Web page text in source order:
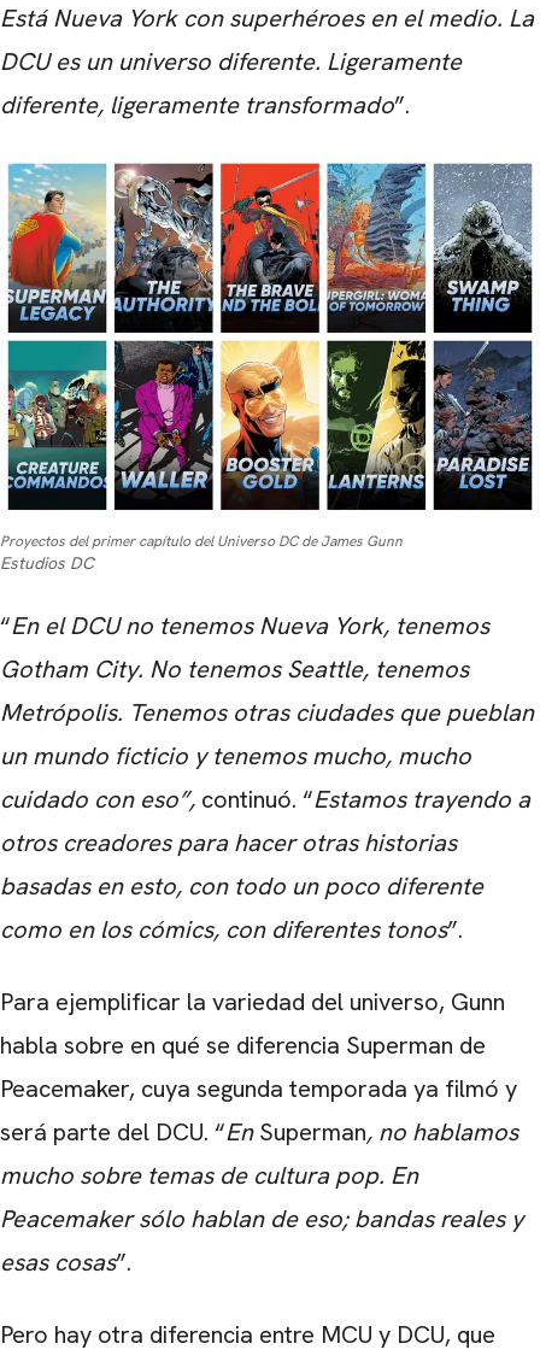
Está Nueva York con superhéroes en el medio. La
DCU es un universo diferente. Ligeramente
diferente, ligeramente transformado”.
Proyectos del primer capítulo del Universo DC de James Gunn
Estudios DC
“En el DCU no tenemos Nueva York, tenemos
Gotham City. No tenemos Seattle, tenemos
Metrópolis. Tenemos otras ciudades que pueblan
un mundo ficticio y tenemos mucho, mucho
cuidado con eso”, continuó. “Estamos trayendo a
otros creadores para hacer otras historias
basadas en esto, con todo un poco diferente
como en los cómics, con diferentes tonos”.
Para ejemplificar la variedad del universo, Gunn
habla sobre en qué se diferencia Superman de
Peacemaker, cuya segunda temporada ya filmó y
será parte del DCU. “EnSuperman, no hablamos
mucho sobre temas de cultura pop. En
Peacemaker sólo hablan de eso; bandas reales y
esas cosas”.
Pero hay otra diferencia entre MCU y DCU, que